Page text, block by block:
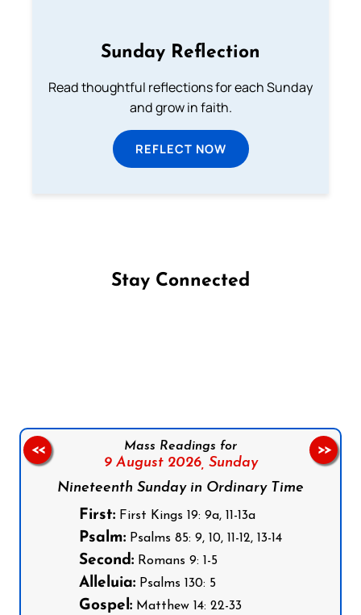
Sunday Reflection
Read thoughtful reflections for each Sunday
and grow in faith.
REFLECT NOW
Stay Connected
Mass Readings for
9 August 2026, Sunday
Nineteenth Sunday in Ordinary Time
First: First Kings 19: 9a, 11-13a
Psalm: Psalms 85: 9, 10, 11-12, 13-14
Second: Romans 9: 1-5
Alleluia: Psalms 130: 5
Gospel: Matthew 14: 22-33
<< >>